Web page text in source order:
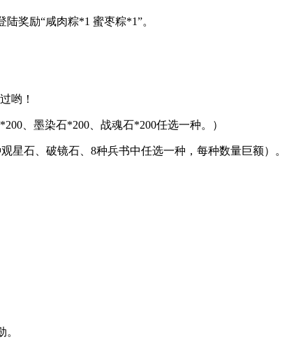
奖励“咸肉粽*1 蜜枣粽*1”。
哟！
、墨染石*200、战魂石*200任选一种。）
石、破镜石、8种兵书中任选一种，每种数量巨额）。